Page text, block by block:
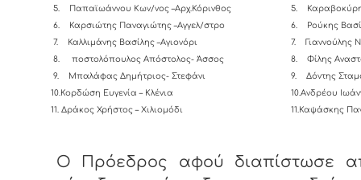
5.
Παπαϊωάννου Κων/νος –Αρχ.Κόρινθος
6.
Καρσιώτης Παναγιώτης –Αγγελ/στρο
7.
Καλλιμάνης Βασίλης –Αγιονόρι
8.
ποστολόπουλος Απόστολος- Άσσος
9.
Μπαλάφας Δημήτριος- Στεφάνι
10.Κορδώση Ευγενία – Κλένια
11. Δράκος Χρήστος – Χιλιομόδι
5.
6.
Ρούκης
7.
Γιαννούλης
8.
Φίλης
9.
Δόντης
10.Ανδρέου
11.Καψάσκης
Ο Πρόεδρος αφού διαπίστωσε